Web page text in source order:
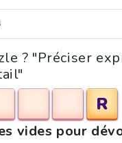
? "Préciser
R
vides pour